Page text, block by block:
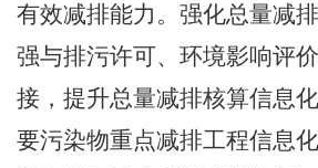
有效减排能力。强化总量减
强与排污许可、环境影响评
接，提升总量减排核算信息
要污染物重点减排工程信息